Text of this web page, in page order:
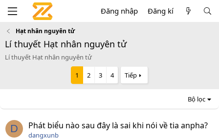
Đăng nhập Đăng kí
Hạt nhân nguyên tử
Lí thuyết Hạt nhân nguyên tử
Lí thuyết Hạt nhân nguyên tử
1 2 3 4 Tiếp
Bộ lọc
D Phát biểu nào sau đây là sai khi nói về tia anpha?
dangxunb